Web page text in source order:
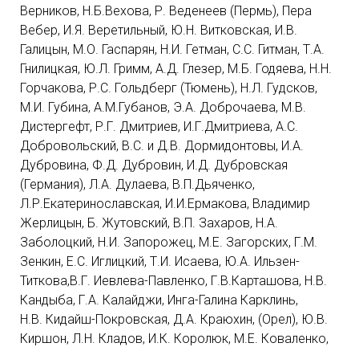
Верников, Н.Б.Вехова, Р. Веденеев (Пермь), Пера
Вебер, И.Я. Веретильный, Ю.Н. Витковская, И.В.
Галицын, М.О. Гаспарян, Н.И. Гетман, С.С. Гитман, Т.А.
Гнилицкая, Ю.Л. Гримм, А.Д. Глезер, М.Б. Годяева, Н.Н.
Горчакова, Р.С. Гольдберг (Тюмень), Н.Л. Гудсков,
М.И. Губина, А.М.Губанов, Э.А. Доброчаева, М.В.
Дистергефт, Р.Г. Дмитриев, И.Г.Дмитриева, А.С.
Добровольский, В.С. и Д.В. Дормидонтовы, И.А.
Дубровина, Ф.Д. Дубровин, И.Д. Дубровская
(Германия), Л.А. Дулаева, В.П.Дьяченко,
Л.Р.Екатеринославская, И.И.Ермакова, Владимир
Жерлицын, Б. Жутовский, В.П. Захаров, Н.А.
Заболоцкий, Н.И. Запорожец, М.Е. Загорских, Г.М.
Зенкин, Е.С. Иглицкий, Т.И. Исаева, Ю.А. Ильзен-
Титкова,В.Г. Иевлева-Павленко, Г.В.Карташова, Н.В.
Кандыба, Г.А. Калайджи, Инга-Галина Карклинь,
Н.В. Кидайш-Покровская, Д.А. Краюхин, (Орел), Ю.В.
Киршон, Л.Н. Кладов, И.К. Королюк, М.Е. Коваленко,